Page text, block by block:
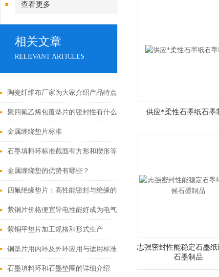
查看更多
相关文章
RELEVANT ARTICLES
金属缠绕垫片标准
金属缠绕垫的优势有哪些？
紫铜平垫片加工规格和形式生产
石墨填料环和石墨垫圈的详细介绍
供应*柔性石墨纸石墨
志强密封性能稳定石墨
石墨制品